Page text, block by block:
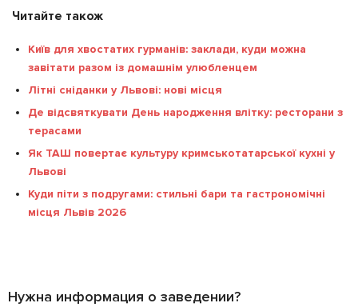
Читайте також
Київ для хвостатих гурманів: заклади, куди можна
завітати разом із домашнім улюбленцем
Літні сніданки у Львові: нові місця
Де відсвяткувати День народження влітку: ресторани з
терасами
Як ТАШ повертає культуру кримськотатарської кухні у
Львові
Куди піти з подругами: стильні бари та гастрономічні
місця Львів 2026
Нужна информация о заведении?